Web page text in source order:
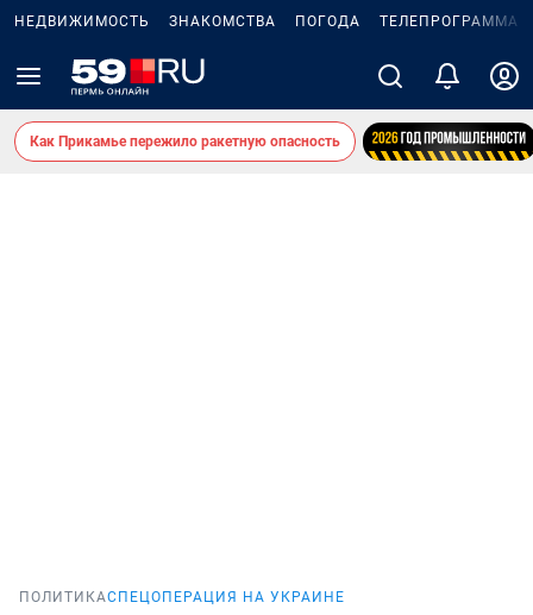
НЕДВИЖИМОСТЬ ЗНАКОМСТВА ПОГОДА ТЕЛЕПРОГРАММА
Как Прикамье пережило ракетную опасность
ПОЛИТИКАСПЕЦОПЕРАЦИЯ НА УКРАИНЕ